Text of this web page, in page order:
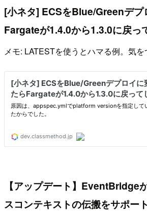
[小ネタ] ECSをBlue/Greenデプ
Fargateが1.4.0から1.3.0に戻っ
メモ: LATESTを使うとハマる例。気を
【アップデート】EventBridge
スコンテキストの伝搬をサポー